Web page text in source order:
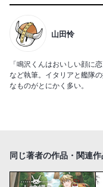
山田怜
「鳴沢くんはおいしい顔に
など執筆。イタリアと艦隊
なものがとにかく多い。
同じ著者の作品・関連作